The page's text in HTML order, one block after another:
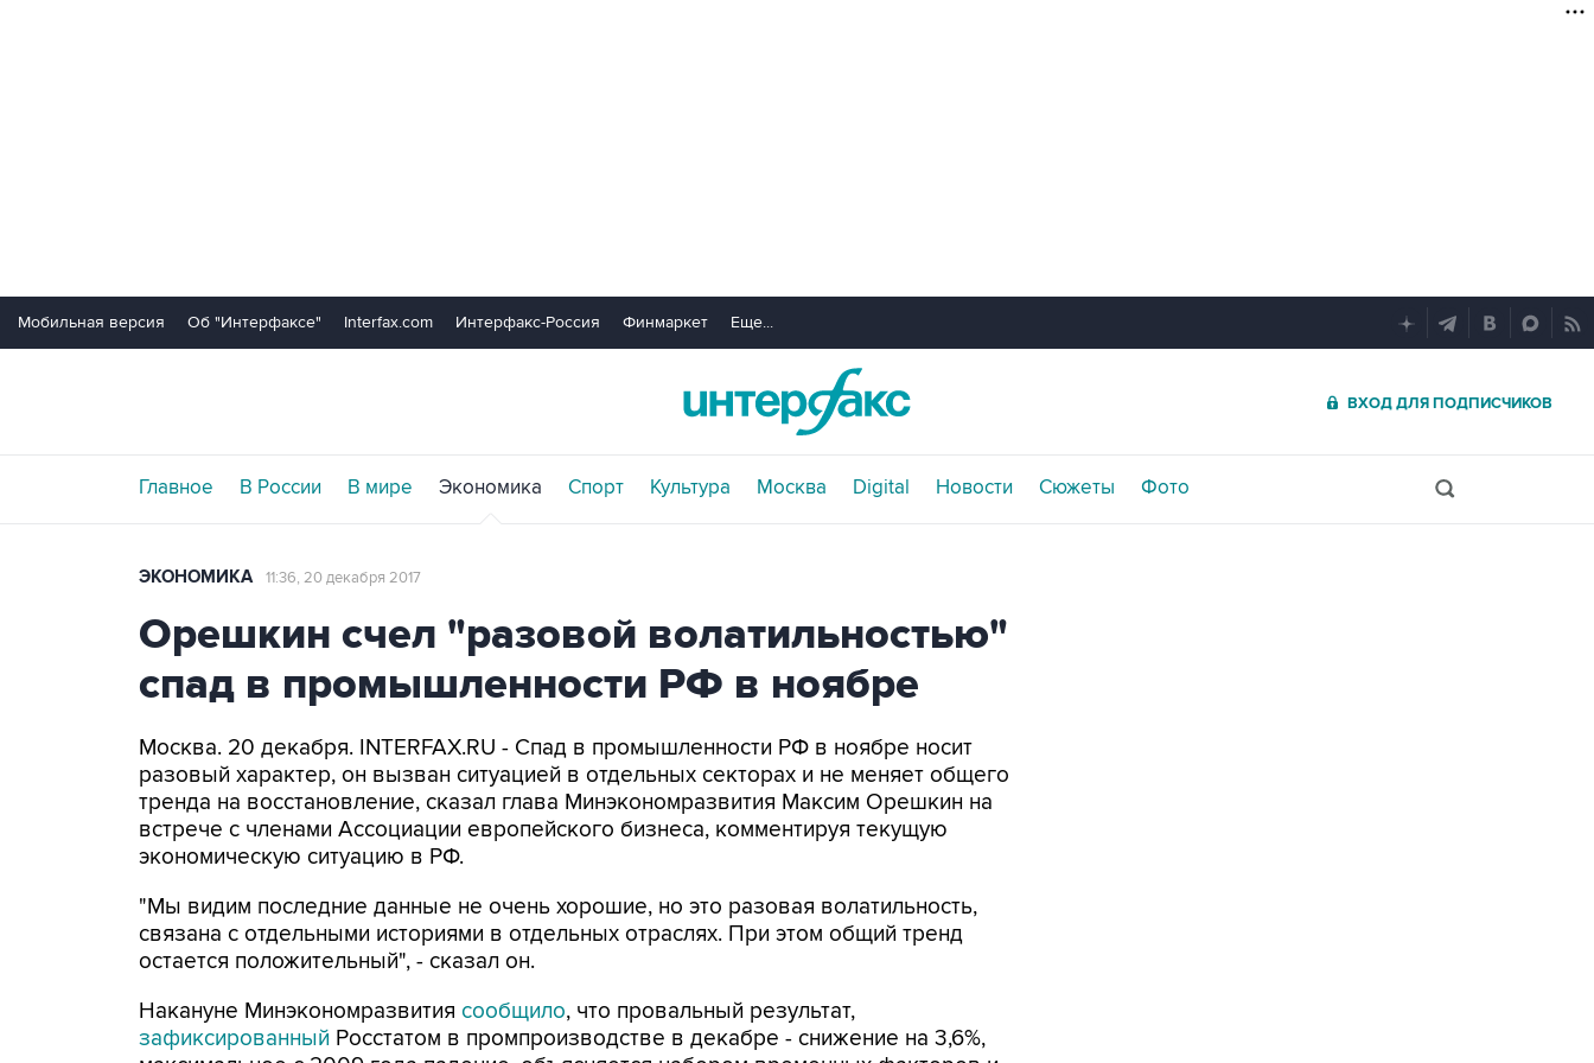
Мобильная версия Об "Интерфаксе" Interfax.com Интерфакс-Россия Финмаркет Еще...
ВХОД ДЛЯ ПОДПИСЧИКОВ
Главное В России В мире Экономика Спорт Культура Москва Digital Новости Сюжеты Фото
ЭКОНОМИКА 11:36, 20 декабря 2017
Орешкин счел "разовой волатильностью"
спад в промышленности РФ в ноябре
Москва. 20 декабря. INTERFAX.RU - Спад в промышленности РФ в ноябре носит
разовый характер, он вызван ситуацией в отдельных секторах и не меняет общего
тренда на восстановление, сказал глава Минэкономразвития Максим Орешкин на
встрече с членами Ассоциации европейского бизнеса, комментируя текущую
экономическую ситуацию в РФ.
"Мы видим последние данные не очень хорошие, но это разовая волатильность,
связана с отдельными историями в отдельных отраслях. При этом общий тренд
остается положительный", - сказал он.
Накануне Минэкономразвития сообщило, что провальный результат,
зафиксированный Росстатом в промпроизводстве в декабре - снижение на 3,6%,